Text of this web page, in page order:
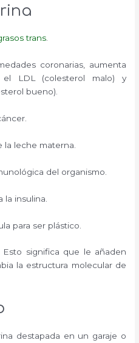
trans.
coronarias, aumenta
LDL (colesterol malo) y
bueno).
la leche materna.
del organismo.
la insulina.
para ser plástico.
Esto significa que le añaden
la estructura molecular de
destapada en un garaje o